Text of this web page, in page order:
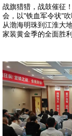
战旗猎猎，战鼓催征
会，以"铁血军令状"
从渤海明珠到江淮大
家装黄金季的全面胜利